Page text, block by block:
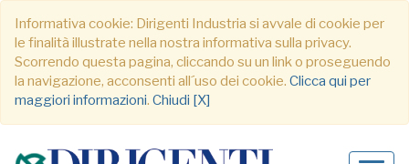
Informativa cookie: Dirigenti Industria si avvale di cookie per
le finalità illustrate nella nostra informativa sulla privacy.
Scorrendo questa pagina, cliccando su un link o proseguendo
la navigazione, acconsenti all´uso dei cookie. Clicca qui per
maggiori informazioni. Chiudi [X]